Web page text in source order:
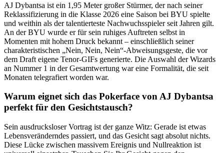
AJ Dybantsa ist ein 1,95 Meter großer Stürmer, der nach seiner
Reklassifizierung in die Klasse 2026 eine Saison bei BYU spielte
und weithin als der talentierteste Nachwuchsspieler seit Jahren gilt.
An der BYU wurde er für sein ruhiges Auftreten selbst in
Momenten mit hohem Druck bekannt – einschließlich seiner
charakteristischen „Nein, Nein, Nein“-Abweisungsgeste, die vor
dem Draft eigene Tenor-GIFs generierte. Die Auswahl der Wizards
an Nummer 1 in der Gesamtwertung war eine Formalität, die seit
Monaten telegrafiert worden war.
Warum eignet sich das Pokerface von AJ Dybantsa
perfekt für den Gesichtstausch?
Sein ausdrucksloser Vortrag ist der ganze Witz: Gerade ist etwas
Lebensveränderndes passiert, und das Gesicht sagt absolut nichts.
Diese Lücke zwischen massivem Ereignis und Nullreaktion ist